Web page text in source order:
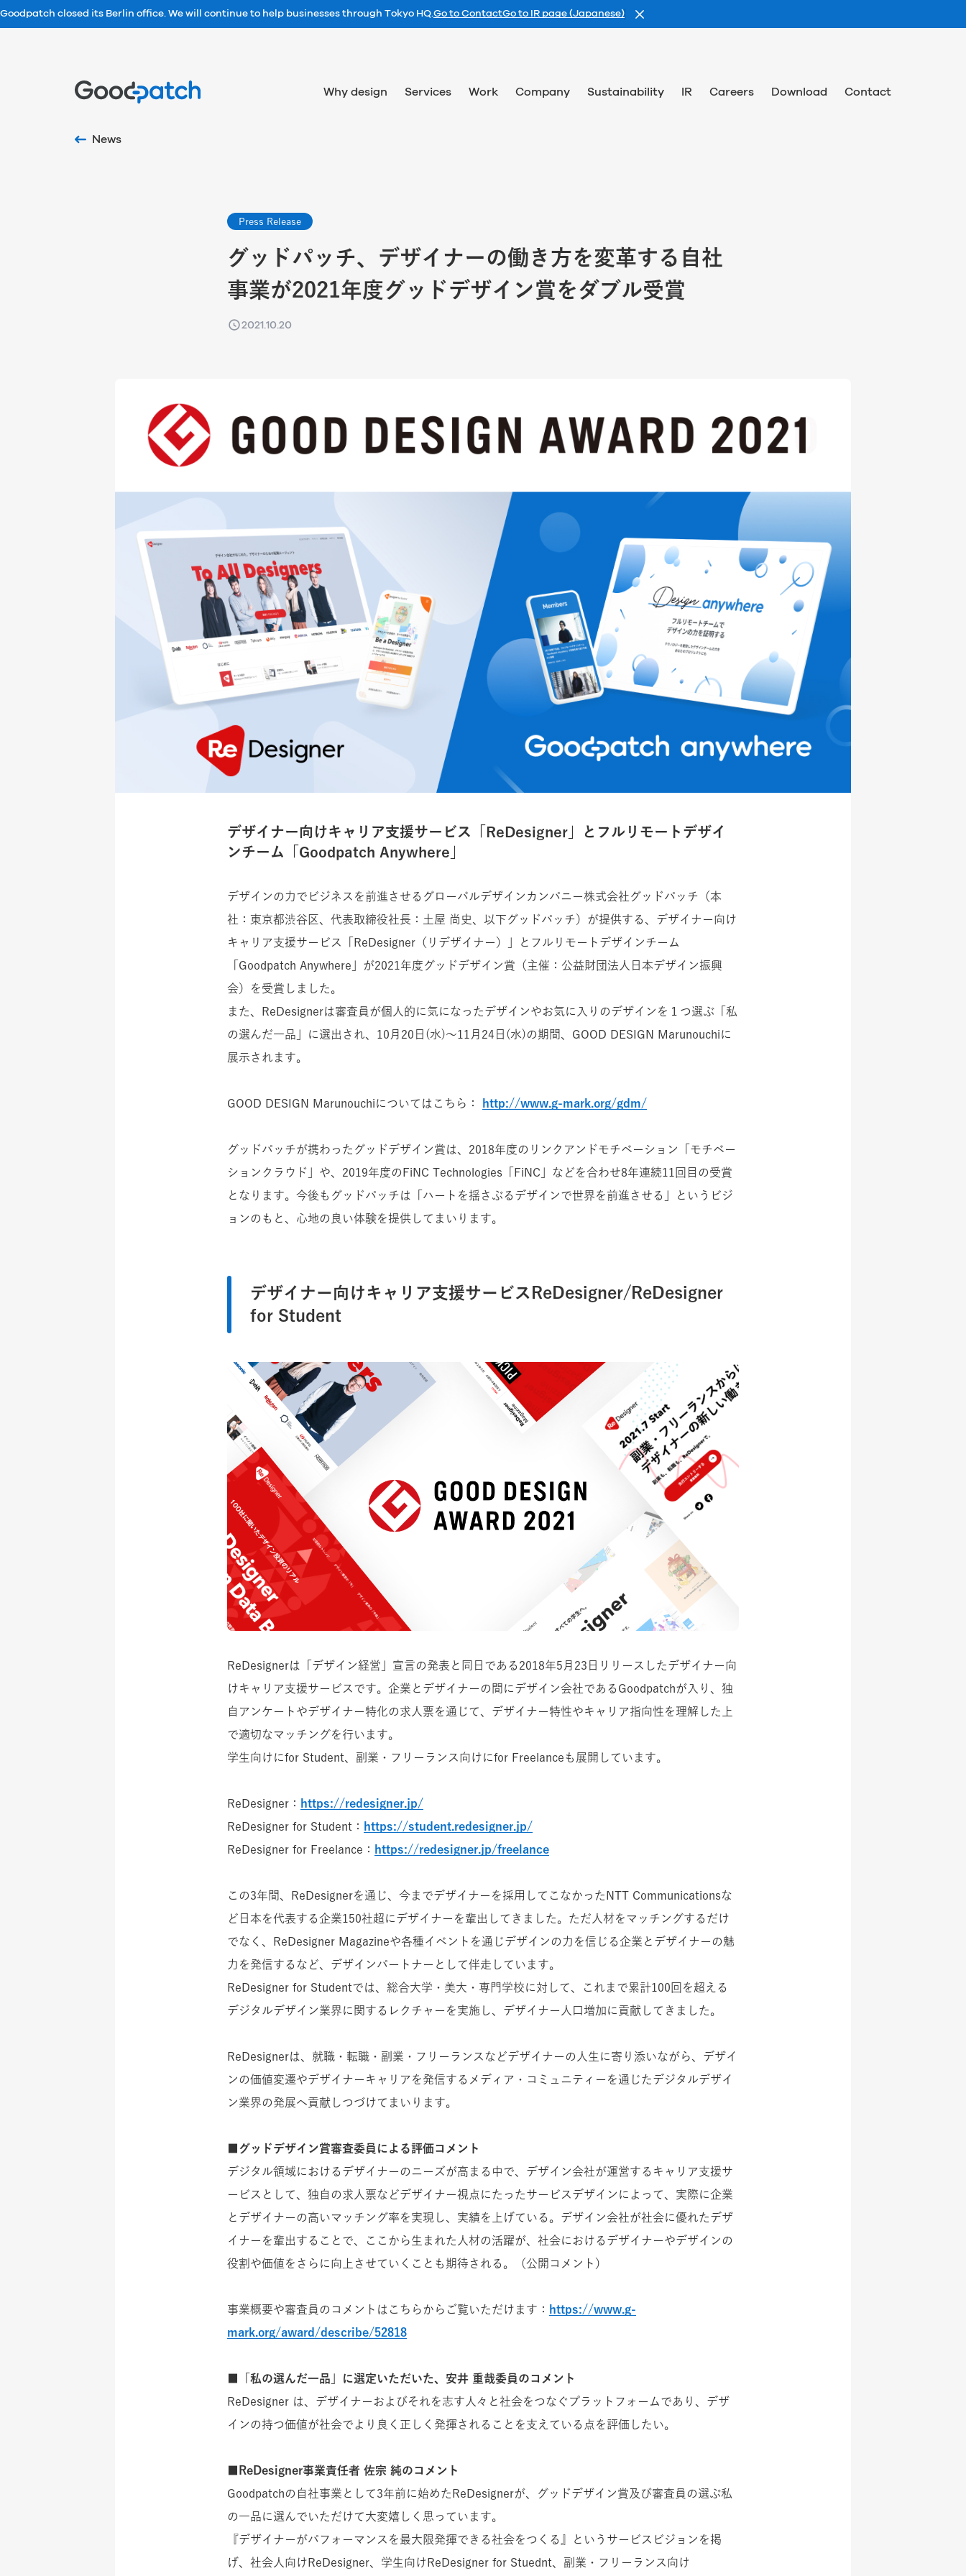
Goodpatch closed its Berlin office. We will continue to help businesses through Tokyo HQ.Go to ContactGo to IR page (Japanese)
Why design Services Work Company Sustainability IR Careers Download Contact
News
Press Release
グッドパッチ、デザイナーの働き方を変革する自社
事業が2021年度グッドデザイン賞をダブル受賞
2021.10.20
デザイナー向けキャリア支援サービス「ReDesigner」とフルリモートデザイ
ンチーム「Goodpatch Anywhere」
デザインの力でビジネスを前進させるグローバルデザインカンパニー株式会社グッドパッチ（本
社：東京都渋谷区、代表取締役社長：土屋 尚史、以下グッドパッチ）が提供する、デザイナー向け
キャリア支援サービス「ReDesigner（リデザイナー）」とフルリモートデザインチーム
「Goodpatch Anywhere」が2021年度グッドデザイン賞（主催：公益財団法人日本デザイン振興
会）を受賞しました。
また、ReDesignerは審査員が個人的に気になったデザインやお気に入りのデザインを１つ選ぶ「私
の選んだ一品」に選出され、10月20日(水)〜11月24日(水)の期間、GOOD DESIGN Marunouchiに
展示されます。
GOOD DESIGN Marunouchiについてはこちら： http://www.g-mark.org/gdm/
グッドパッチが携わったグッドデザイン賞は、2018年度のリンクアンドモチベーション「モチベー
ションクラウド」や、2019年度のFiNC Technologies「FiNC」などを合わせ8年連続11回目の受賞
となります。今後もグッドパッチは「ハートを揺さぶるデザインで世界を前進させる」というビジ
ョンのもと、心地の良い体験を提供してまいります。
デザイナー向けキャリア支援サービスReDesigner/ReDesigner
for Student
ReDesignerは「デザイン経営」宣言の発表と同日である2018年5月23日リリースしたデザイナー向
けキャリア支援サービスです。企業とデザイナーの間にデザイン会社であるGoodpatchが入り、独
自アンケートやデザイナー特化の求人票を通じて、デザイナー特性やキャリア指向性を理解した上
で適切なマッチングを行います。
学生向けにfor Student、副業・フリーランス向けにfor Freelanceも展開しています。
ReDesigner：
https://redesigner.jp/
ReDesigner for Student：
https://student.redesigner.jp/
ReDesigner for Freelance：
https://redesigner.jp/freelance
この3年間、ReDesignerを通じ、今までデザイナーを採用してこなかったNTT Communicationsな
ど日本を代表する企業150社超にデザイナーを輩出してきました。ただ人材をマッチングするだけ
でなく、ReDesigner Magazineや各種イベントを通じデザインの力を信じる企業とデザイナーの魅
力を発信するなど、デザインパートナーとして伴走しています。
ReDesigner for Studentでは、総合大学・美大・専門学校に対して、これまで累計100回を超える
デジタルデザイン業界に関するレクチャーを実施し、デザイナー人口増加に貢献してきました。
ReDesignerは、就職・転職・副業・フリーランスなどデザイナーの人生に寄り添いながら、デザイ
ンの価値変遷やデザイナーキャリアを発信するメディア・コミュニティーを通じたデジタルデザイ
ン業界の発展へ貢献しつづけてまいります。
グッドデザイン賞審査委員による評価コメント
デジタル領域におけるデザイナーのニーズが高まる中で、デザイン会社が運営するキャリア支援サ
ービスとして、独自の求人票などデザイナー視点にたったサービスデザインによって、実際に企業
とデザイナーの高いマッチング率を実現し、実績を上げている。デザイン会社が社会に優れたデザ
イナーを輩出することで、ここから生まれた人材の活躍が、社会におけるデザイナーやデザインの
役割や価値をさらに向上させていくことも期待される。（公開コメント）
事業概要や審査員のコメントはこちらからご覧いただけます：
https://www.g-
mark.org/award/describe/52818
「私の選んだ一品」に選定いただいた、安井 重哉委員のコメント
ReDesigner は、デザイナーおよびそれを志す人々と社会をつなぐプラットフォームであり、デザ
インの持つ価値が社会でより良く正しく発揮されることを支えている点を評価したい。
ReDesigner事業責任者 佐宗 純のコメント
Goodpatchの自社事業として3年前に始めたReDesignerが、グッドデザイン賞及び審査員の選ぶ私
の一品に選んでいただけて大変嬉しく思っています。
『デザイナーがパフォーマンスを最大限発揮できる社会をつくる』というサービスビジョンを掲
げ、社会人向けReDesigner、学生向けReDesigner for Stuednt、副業・フリーランス向け